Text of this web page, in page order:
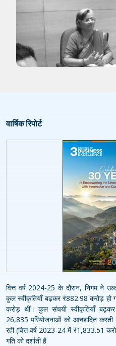
वार्षिक रिपोर्ट
वित्त वर्ष 2024-25 के दौरान, निगम ने
कुल स्वीकृतियाँ बढ़कर ₹882.98 करोड़ हो
करोड़ थीं। कुल संचयी स्वीकृतियाँ
26,835 परियोजनाओं को आच्छादित
रही (वित्त वर्ष 2023-24 में ₹1,833.51
गति को दर्शाती है